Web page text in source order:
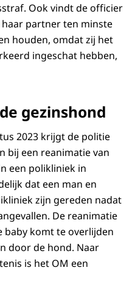
Ook vindt de officier
partner ten minste
houden, omdat zij het
ingeschat hebben,
gezinshond
2023 krijgt de politie
bij een reanimatie van
een polikliniek in
dat een man en
zijn gereden nadat
De reanimatie
baby komt te overlijden
door de hond. Naar
is het OM een